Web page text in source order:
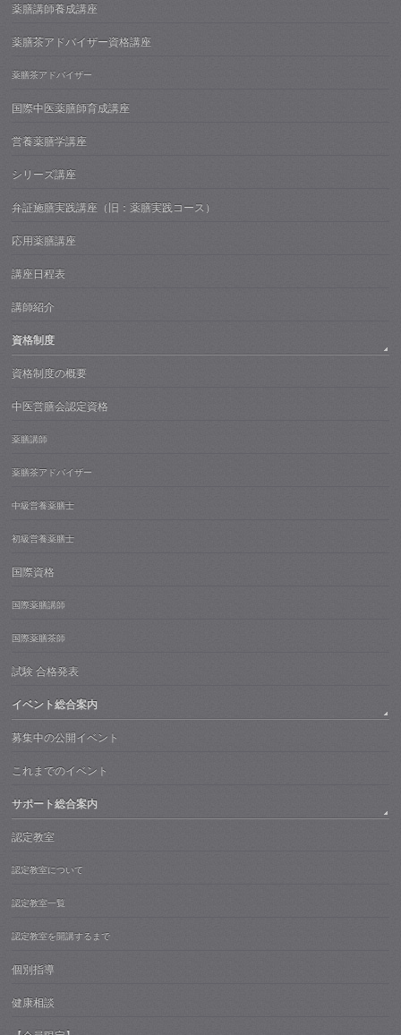
薬膳講師養成講座
薬膳茶アドバイザー資格講座
薬膳茶アドバイザー
国際中医薬膳師育成講座
営養薬膳学講座
シリーズ講座
弁証施膳実践講座（旧：薬膳実践コース）
応用薬膳講座
講座日程表
講師紹介
資格制度
資格制度の概要
中医営膳会認定資格
薬膳講師
薬膳茶アドバイザー
中級営養薬膳士
初級営養薬膳士
国際資格
国際薬膳講師
国際薬膳茶師
試験 合格発表
イベント総合案内
募集中の公開イベント
これまでのイベント
サポート総合案内
認定教室
認定教室について
認定教室一覧
認定教室を開講するまで
個別指導
健康相談